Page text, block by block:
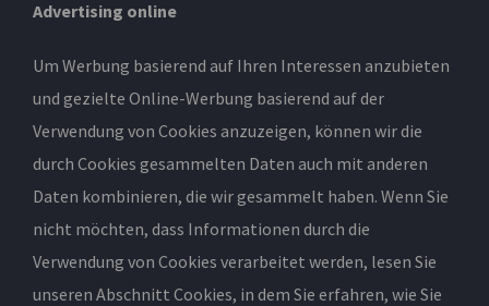
Advertising online
Um Werbung basierend auf Ihren Interessen anzubieten
und gezielte Online-Werbung basierend auf der
Verwendung von Cookies anzuzeigen, können wir die
durch Cookies gesammelten Daten auch mit anderen
Daten kombinieren, die wir gesammelt haben. Wenn Sie
nicht möchten, dass Informationen durch die
Verwendung von Cookies verarbeitet werden, lesen Sie
unseren Abschnitt Cookies, in dem Sie erfahren, wie Sie